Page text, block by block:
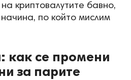
криптовалутите бавно,
по който мислим
как се промени
за парите